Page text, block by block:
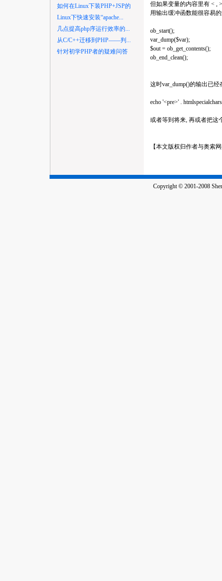
如何在Linux下装PHP+JSP的
Linux下快速安装“apache...
几点提高php序运行效率的...
从C/C++迁移到PHP——判...
针对初学PHP者的疑难问答
但如果变量的内容里有 < ,
用输出缓冲函数能很容易
ob_start();
var_dump($var);
$out = ob_get_contents();
ob_end_clean();
这时var_dump()的输出已
echo '<pre>' .
或者等到将来, 再或者把这
【本文版权归作者与奥索
Copyright © 2001-2008